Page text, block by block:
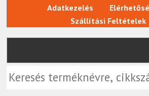
Adatkezelés
Szállítási Feltételek